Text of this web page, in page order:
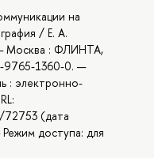
на
/ Е. А.
Москва : ФЛИНТА,
9765-1360-0. —
: электронно-
(дата
доступа: для